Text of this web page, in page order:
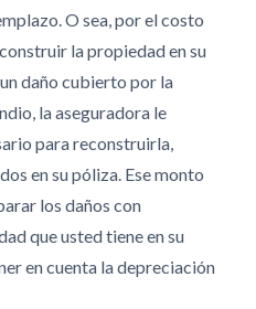
O sea, por el costo
la propiedad en su
daño cubierto por la
la aseguradora le
para reconstruirla,
en su póliza. Ese monto
los daños con
que usted tiene en su
en cuenta la depreciación